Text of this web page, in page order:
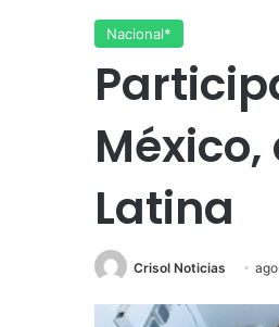
Nacional*
Latina
Crisol Noticias